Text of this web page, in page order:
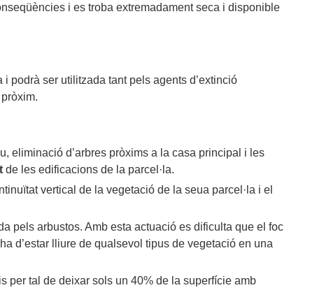
i es troba extremadament seca i disponible
podrà ser utilitzada tant pels agents d’extinció
eliminació d’arbres pròxims a la casa principal i les
de les edificacions de la parcel·la.
vertical de la vegetació de la seua parcel·la i el
pels arbustos. Amb esta actuació es dificulta que el foc
d’estar lliure de qualsevol tipus de vegetació en una
per tal de deixar sols un 40% de la superfície amb